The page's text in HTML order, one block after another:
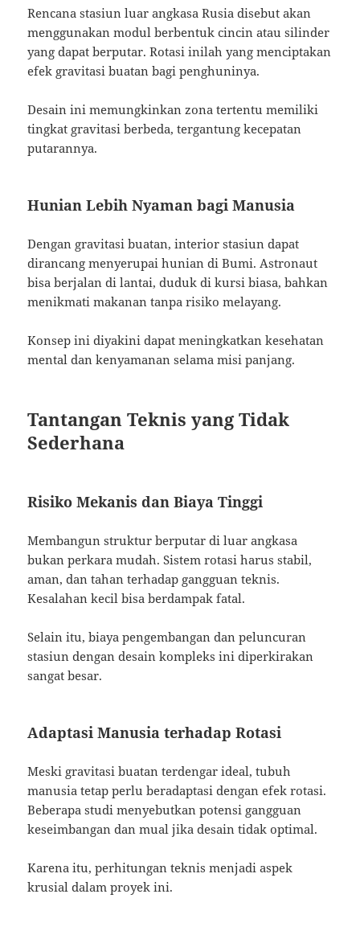
Rencana stasiun luar angkasa Rusia disebut akan
menggunakan modul berbentuk cincin atau silinder
yang dapat berputar. Rotasi inilah yang menciptakan
efek gravitasi buatan bagi penghuninya.
Desain ini memungkinkan zona tertentu memiliki
tingkat gravitasi berbeda, tergantung kecepatan
putarannya.
Hunian Lebih Nyaman bagi Manusia
Dengan gravitasi buatan, interior stasiun dapat
dirancang menyerupai hunian di Bumi. Astronaut
bisa berjalan di lantai, duduk di kursi biasa, bahkan
menikmati makanan tanpa risiko melayang.
Konsep ini diyakini dapat meningkatkan kesehatan
mental dan kenyamanan selama misi panjang.
Tantangan Teknis yang Tidak
Sederhana
Risiko Mekanis dan Biaya Tinggi
Membangun struktur berputar di luar angkasa
bukan perkara mudah. Sistem rotasi harus stabil,
aman, dan tahan terhadap gangguan teknis.
Kesalahan kecil bisa berdampak fatal.
Selain itu, biaya pengembangan dan peluncuran
stasiun dengan desain kompleks ini diperkirakan
sangat besar.
Adaptasi Manusia terhadap Rotasi
Meski gravitasi buatan terdengar ideal, tubuh
manusia tetap perlu beradaptasi dengan efek rotasi.
Beberapa studi menyebutkan potensi gangguan
keseimbangan dan mual jika desain tidak optimal.
Karena itu, perhitungan teknis menjadi aspek
krusial dalam proyek ini.